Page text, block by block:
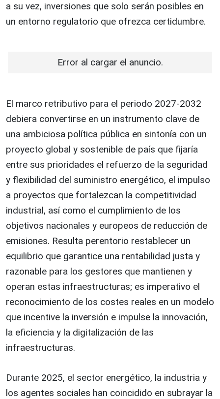
a su vez, inversiones que solo serán posibles en
un entorno regulatorio que ofrezca certidumbre.
Error al cargar el anuncio.
El marco retributivo para el periodo 2027-2032
debiera convertirse en un instrumento clave de
una ambiciosa política pública en sintonía con un
proyecto global y sostenible de país que fijaría
entre sus prioridades el refuerzo de la seguridad
y flexibilidad del suministro energético, el impulso
a proyectos que fortalezcan la competitividad
industrial, así como el cumplimiento de los
objetivos nacionales y europeos de reducción de
emisiones. Resulta perentorio restablecer un
equilibrio que garantice una rentabilidad justa y
razonable para los gestores que mantienen y
operan estas infraestructuras; es imperativo el
reconocimiento de los costes reales en un modelo
que incentive la inversión e impulse la innovación,
la eficiencia y la digitalización de las
infraestructuras.
Durante 2025, el sector energético, la industria y
los agentes sociales han coincidido en subrayar la